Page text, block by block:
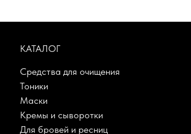
КАТАЛОГ
Средства для очищения
Тоники
Кремы и сыворотки
Для бровей и ресниц
Маски